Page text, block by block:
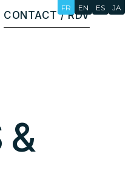
FR EN ES JA
CONTACT / RDV
&